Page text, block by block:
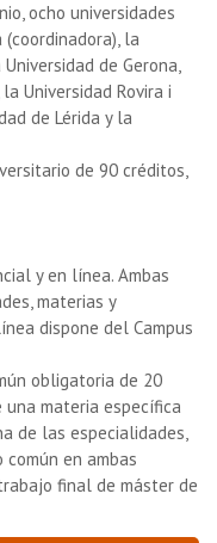
ocho universidades
la
de Gerona,
Universidad Rovira i
de Lérida y la
de 90 créditos,
y en línea. Ambas
materias y
dispone del Campus
obligatoria de 20
una materia específica
de las especialidades,
en ambas
final de máster de